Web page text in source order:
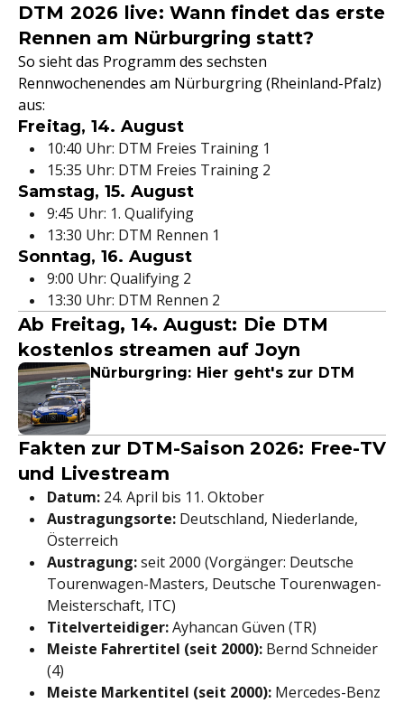
DTM 2026 live: Wann findet das erste
Rennen am Nürburgring statt?
So sieht das Programm des sechsten
Rennwochenendes am Nürburgring (Rheinland-Pfalz)
aus:
Freitag, 14. August
10:40 Uhr: DTM Freies Training 1
15:35 Uhr: DTM Freies Training 2
Samstag, 15. August
9:45 Uhr: 1. Qualifying
13:30 Uhr: DTM Rennen 1
Sonntag, 16. August
9:00 Uhr: Qualifying 2
13:30 Uhr: DTM Rennen 2
Ab Freitag, 14. August: Die DTM
kostenlos streamen auf Joyn
Nürburgring: Hier geht's zur DTM
Fakten zur DTM-Saison 2026: Free-TV
und Livestream
Datum: 24. April bis 11. Oktober
Austragungsorte: Deutschland, Niederlande,
Österreich
Austragung:seit 2000 (Vorgänger: Deutsche
Tourenwagen-Masters, Deutsche Tourenwagen-
Meisterschaft, ITC)
Titelverteidiger:Ayhancan Güven (TR)
Meiste Fahrertitel (seit 2000): Bernd Schneider
(4)
Meiste Markentitel (seit 2000): Mercedes-Benz